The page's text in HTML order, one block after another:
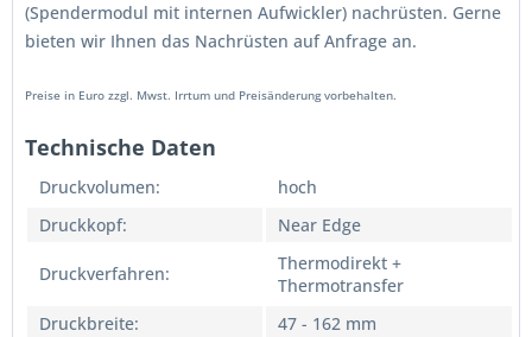
(Spendermodul mit internen Aufwickler) nachrüsten. Gerne
bieten wir Ihnen das Nachrüsten auf Anfrage an.
Preise in Euro zzgl. Mwst. Irrtum und Preisänderung vorbehalten.
Technische Daten
Druckvolumen:
hoch
Druckkopf:
Near Edge
Druckverfahren:
Thermodirekt +
Thermotransfer
Druckbreite:
47 - 162 mm